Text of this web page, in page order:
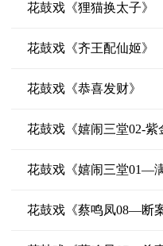
花鼓戏《狸猫换太子》
花鼓戏《齐王配仙姬》
花鼓戏《恭喜发财》
花鼓戏《嬉闹三堂02-紫
花鼓戏《嬉闹三堂01—
花鼓戏《蔡鸣凤08—断案